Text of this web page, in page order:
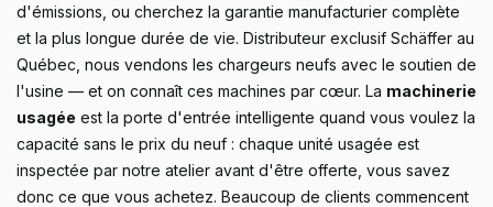
d'émissions, ou cherchez la garantie manufacturier complète
et la plus longue durée de vie. Distributeur exclusif Schäffer au
Québec, nous vendons les chargeurs neufs avec le soutien de
l'usine — et on connaît ces machines par cœur. La machinerie
usagée est la porte d'entrée intelligente quand vous voulez la
capacité sans le prix du neuf : chaque unité usagée est
inspectée par notre atelier avant d'être offerte, vous savez
donc ce que vous achetez. Beaucoup de clients commencent